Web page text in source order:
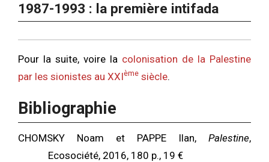
1987-1993 : la première intifada
Pour la suite, voire la colonisation de la Palestine
par les sionistes au XXIème siècle.
Bibliographie
CHOMSKY Noam et PAPPE Ilan, Palestine,
Ecosociété, 2016, 180 p., 19 €